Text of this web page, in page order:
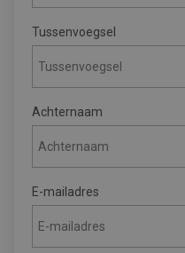
Tussenvoegsel
Achternaam
E-mailadres